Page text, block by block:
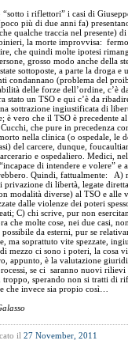
“sotto i riflettori” i casi di
più di due anni fa)
qualche traccia nel presente)
la morte improvvisa:
che quindi molte ipotesi
grosso modo anche della
sottoposte, a parte la droga
condannano (problema del
delle forze dell’ordine, c’è
stato un TSO e qui c’è da
sottrazione ingiustificata di
è vero che il TSO è precedente
che pure in precedenza
nella clinica (o ospedale, le
del carcere, dunque,
e ospedaliero. Medici,
di intendere e volere” e
Quindi, fattualmente: A)
di libertà, legate
modalità diverse) al TSO e alle
dalle violenze dei poteri
C) chi scrive, pur non
che molte cose, nei due casi,
possibile da esterni, pur se
ma soprattuto vite spezzate,
mezzo ci sono i poteri, la cosa
appunto, è la valutazione
se ci saranno nuovi
sperando non si tratti di
che invece sia propio così…
il 27 November, 2011